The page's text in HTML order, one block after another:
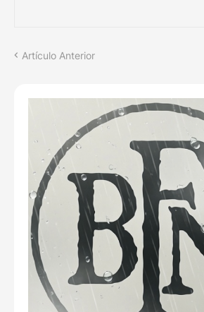
Artículo Anterior